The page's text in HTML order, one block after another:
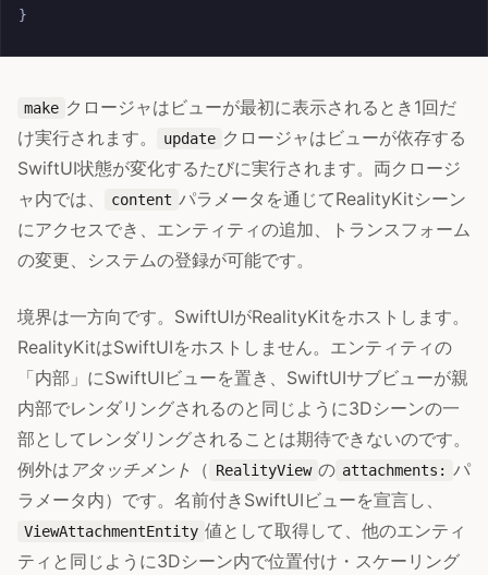
}
make クロージャはビューが最初に表示されるとき1回だ
け実行されます。
update クロージャはビューが依存する
SwiftUI状態が変化するたびに実行されます。両クロージ
ャ内では、
content パラメータを通じてRealityKitシーン
にアクセスでき、エンティティの追加、トランスフォーム
の変更、システムの登録が可能です。
境界は一方向です。SwiftUIがRealityKitをホストします。
RealityKitはSwiftUIをホストしません。エンティティの
「内部」にSwiftUIビューを置き、SwiftUIサブビューが親
内部でレンダリングされるのと同じように3Dシーンの一
部としてレンダリングされることは期待できないのです。
例外は アタッチメント （ RealityView の attachments: パ
ラメータ内）です。名前付きSwiftUIビューを宣言し、
ViewAttachmentEntity 値として取得して、他のエンティ
ティと同じように3Dシーン内で位置付け・スケーリング